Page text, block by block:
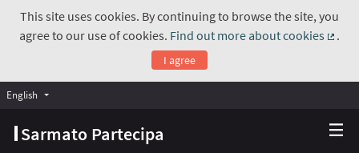
This site uses cookies. By continuing to browse the site, you
agree to our use of cookies. Find out more about cookies
.
I agree
Sarmato Partecipa
English Choose language